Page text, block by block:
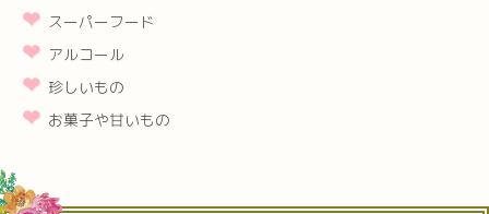
スーパーフード
アルコール
珍しいもの
お菓子や甘いもの